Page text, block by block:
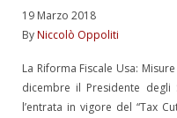
19 Marzo 2018
ByNiccolò Oppoliti
La Riforma Fiscale Usa:
dicembre il Presidente
l’entrata in vigore del “Tax